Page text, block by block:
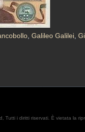
, Galileo Galilei,
Tutti i diritti riservati. È vietata la